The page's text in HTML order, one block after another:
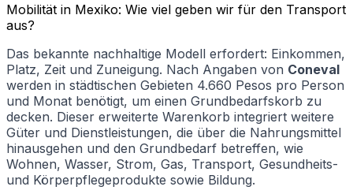
Mobilität in Mexiko: Wie viel geben wir für den Transport
aus?
Das bekannte nachhaltige Modell erfordert: Einkommen,
Platz, Zeit und Zuneigung. Nach Angaben von Coneval
werden in städtischen Gebieten 4.660 Pesos pro Person
und Monat benötigt, um einen Grundbedarfskorb zu
decken. Dieser erweiterte Warenkorb integriert weitere
Güter und Dienstleistungen, die über die Nahrungsmittel
hinausgehen und den Grundbedarf betreffen, wie
Wohnen, Wasser, Strom, Gas, Transport, Gesundheits-
und Körperpflegeprodukte sowie Bildung.